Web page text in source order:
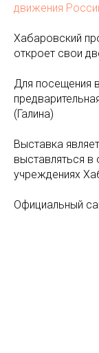
движения
Хабаровский
откроет свои
Для посещения
(Галина)
Выставка
выставляться в
учреждениях
Официальный